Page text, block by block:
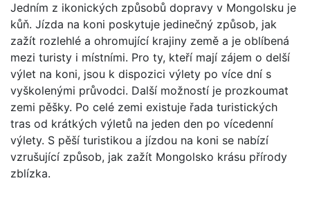
Jedním z ikonických způsobů dopravy v Mongolsku je
kůň. Jízda na koni poskytuje jedinečný způsob, jak
zažít rozlehlé a ohromující krajiny země a je oblíbená
mezi turisty i místními. Pro ty, kteří mají zájem o delší
výlet na koni, jsou k dispozici výlety po více dní s
vyškolenými průvodci. Další možností je prozkoumat
zemi pěšky. Po celé zemi existuje řada turistických
tras od krátkých výletů na jeden den po vícedenní
výlety. S pěší turistikou a jízdou na koni se nabízí
vzrušující způsob, jak zažít Mongolsko krásu přírody
zblízka.